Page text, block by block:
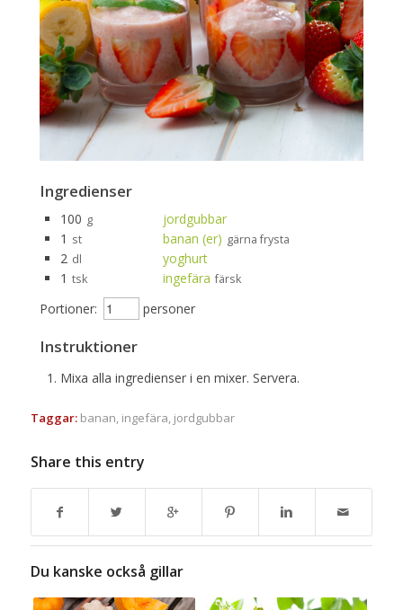
Ingredienser
100 g
jordgubbar
1 st banan (er) gärna frysta
2 dl
yoghurt
1 tsk ingefära färsk
Portioner: personer
Instruktioner
Mixa alla ingredienser i en mixer. Servera.
Taggar: banan, ingefära, jordgubbar
Share this entry
Du kanske också gillar